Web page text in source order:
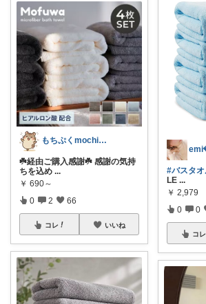
もちぷくmochipuku☘️5日感謝
☘️経由ご購入感謝☘️ 感謝の気持
ちを込め ...
￥ 690～
0 2 66
コレ いいね
#バスタ
LE ...
￥ 2,979
0 0
コレ